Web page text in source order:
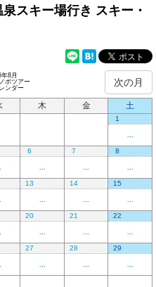
スキー場行き スキー・
8月
ボツアー
ンダー
次の月
木 金 土
1
6 7 8
13 14 15
20 21 22
27 28 29